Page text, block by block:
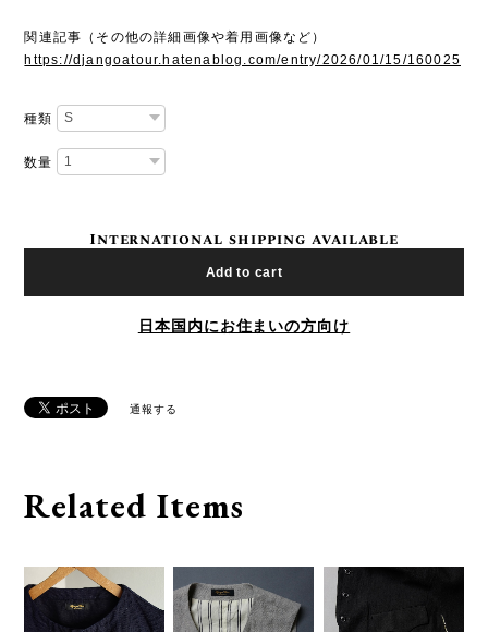
関連記事（その他の詳細画像や着用画像など）
https://djangoatour.hatenablog.com/entry/2026/01/15/160025
種類
数量
International shipping available
Add to cart
日本国内にお住まいの方向け
通報する
Related Items